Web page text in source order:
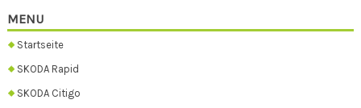
MENU
Startseite
SKODA Rapid
SKODA Citigo